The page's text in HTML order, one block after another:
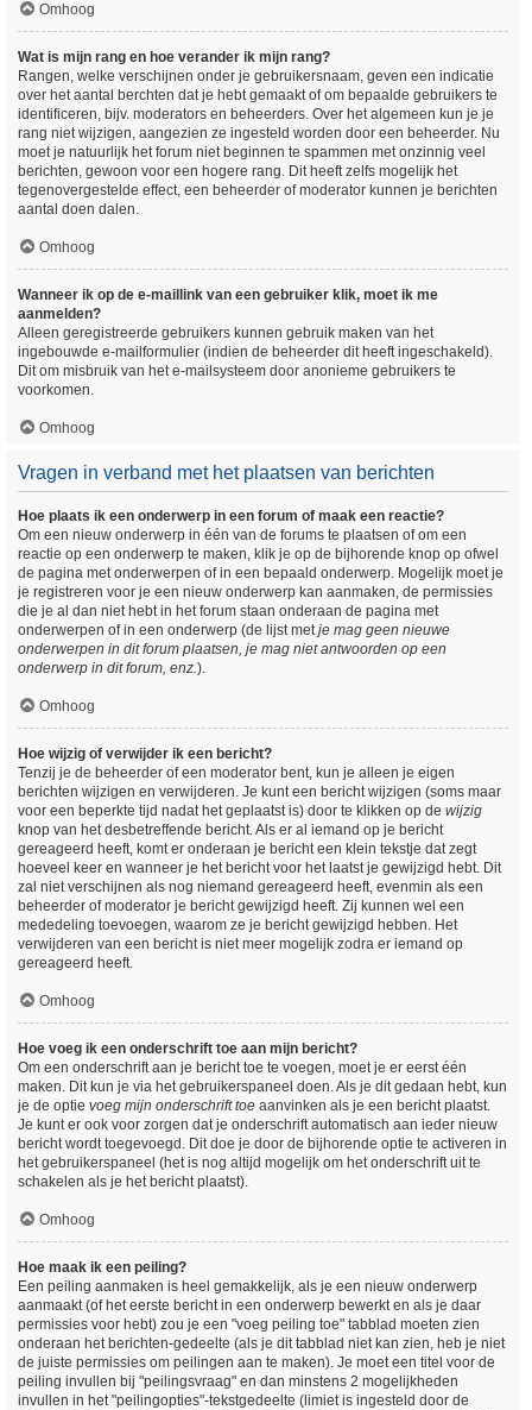
Omhoog
Wat is mijn rang en hoe verander ik mijn rang?
Rangen, welke verschijnen onder je gebruikersnaam, geven een indicatie
over het aantal berchten dat je hebt gemaakt of om bepaalde gebruikers te
identificeren, bijv. moderators en beheerders. Over het algemeen kun je je
rang niet wijzigen, aangezien ze ingesteld worden door een beheerder. Nu
moet je natuurlijk het forum niet beginnen te spammen met onzinnig veel
berichten, gewoon voor een hogere rang. Dit heeft zelfs mogelijk het
tegenovergestelde effect, een beheerder of moderator kunnen je berichten
aantal doen dalen.
Omhoog
Wanneer ik op de e-maillink van een gebruiker klik, moet ik me
aanmelden?
Alleen geregistreerde gebruikers kunnen gebruik maken van het
ingebouwde e-mailformulier (indien de beheerder dit heeft ingeschakeld).
Dit om misbruik van het e-mailsysteem door anonieme gebruikers te
voorkomen.
Omhoog
Vragen in verband met het plaatsen van berichten
Hoe plaats ik een onderwerp in een forum of maak een reactie?
Om een nieuw onderwerp in één van de forums te plaatsen of om een
reactie op een onderwerp te maken, klik je op de bijhorende knop op ofwel
de pagina met onderwerpen of in een bepaald onderwerp. Mogelijk moet je
je registreren voor je een nieuw onderwerp kan aanmaken, de permissies
die je al dan niet hebt in het forum staan onderaan de pagina met
onderwerpen of in een onderwerp (de lijst metje mag geen nieuwe
onderwerpen in dit forum plaatsen, je mag niet antwoorden op een
onderwerp in dit forum, enz.).
Omhoog
Hoe wijzig of verwijder ik een bericht?
Tenzij je de beheerder of een moderator bent, kun je alleen je eigen
berichten wijzigen en verwijderen. Je kunt een bericht wijzigen (soms maar
voor een beperkte tijd nadat het geplaatst is) door te klikken op de wijzig
knop van het desbetreffende bericht. Als er al iemand op je bericht
gereageerd heeft, komt er onderaan je bericht een klein tekstje dat zegt
hoeveel keer en wanneer je het bericht voor het laatst je gewijzigd hebt. Dit
zal niet verschijnen als nog niemand gereageerd heeft, evenmin als een
beheerder of moderator je bericht gewijzigd heeft. Zij kunnen wel een
mededeling toevoegen, waarom ze je bericht gewijzigd hebben. Het
verwijderen van een bericht is niet meer mogelijk zodra er iemand op
gereageerd heeft.
Omhoog
Hoe voeg ik een onderschrift toe aan mijn bericht?
Om een onderschrift aan je bericht toe te voegen, moet je er eerst één
maken. Dit kun je via het gebruikerspaneel doen. Als je dit gedaan hebt, kun
je de optie voeg mijn onderschrift toe aanvinken als je een bericht plaatst.
Je kunt er ook voor zorgen dat je onderschrift automatisch aan ieder nieuw
bericht wordt toegevoegd. Dit doe je door de bijhorende optie te activeren in
het gebruikerspaneel (het is nog altijd mogelijk om het onderschrift uit te
schakelen als je het bericht plaatst).
Omhoog
Hoe maak ik een peiling?
Een peiling aanmaken is heel gemakkelijk, als je een nieuw onderwerp
aanmaakt (of het eerste bericht in een onderwerp bewerkt en als je daar
permissies voor hebt) zou je een "voeg peiling toe" tabblad moeten zien
onderaan het berichten-gedeelte (als je dit tabblad niet kan zien, heb je niet
de juiste permissies om peilingen aan te maken). Je moet een titel voor de
peiling invullen bij "peilingsvraag" en dan minstens 2 mogelijkheden
invullen in het "peilingopties"-tekstgedeelte (limiet is ingesteld door de